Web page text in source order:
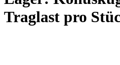
Traglast pro